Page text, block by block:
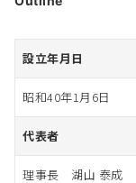
設立年月日
昭和40年1月6日
代表者
理事長 湖山 泰成